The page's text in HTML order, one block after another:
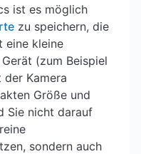
ist es möglich
zu speichern, die
eine kleine
(zum Beispiel
Kamera
Größe und
Sie nicht darauf
sondern auch